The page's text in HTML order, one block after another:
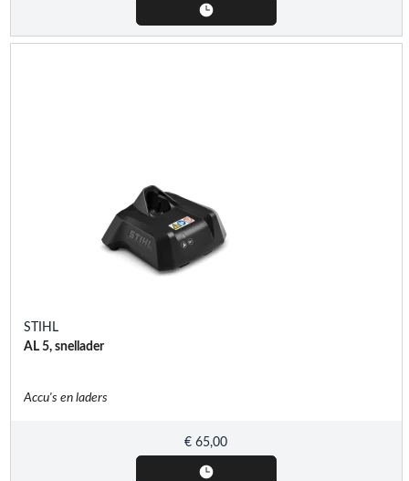
STIHL
AL 5, snellader
Accu's en laders
€ 65,00